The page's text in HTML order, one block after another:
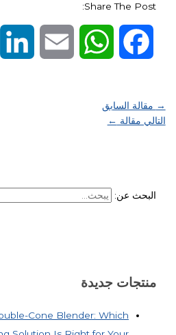
Share The Post:
Facebook
WhatsApp
Email
→ مقالة السابق
التالي مقالة ←
البحث عن:
منتجات جديدة
Cone Blender: Which